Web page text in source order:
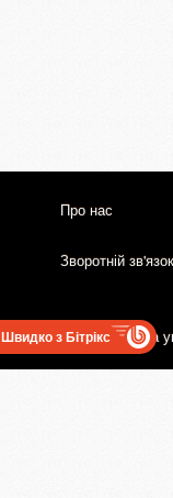
Про нас
Зворотній зв'язок
Користувацька
Швидко з Бітрікс